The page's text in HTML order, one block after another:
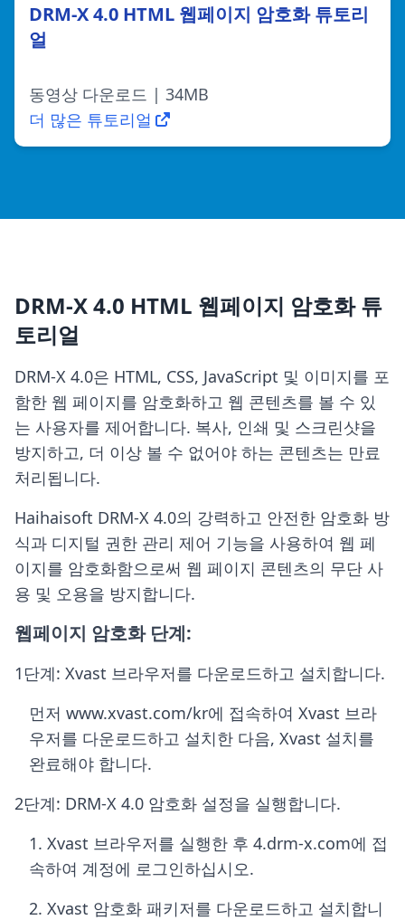
DRM-X 4.0 HTML 웹페이지 암호화 튜토리
얼
동영상 다운로드 | 34MB
더 많은 튜토리얼
DRM-X 4.0 HTML 웹페이지 암호화 튜
토리얼
DRM-X 4.0은 HTML, CSS, JavaScript 및 이미지를 포
함한 웹 페이지를 암호화하고 웹 콘텐츠를 볼 수 있
는 사용자를 제어합니다. 복사, 인쇄 및 스크린샷을
방지하고, 더 이상 볼 수 없어야 하는 콘텐츠는 만료
처리됩니다.
Haihaisoft DRM-X 4.0의 강력하고 안전한 암호화 방
식과 디지털 권한 관리 제어 기능을 사용하여 웹 페
이지를 암호화함으로써 웹 페이지 콘텐츠의 무단 사
용 및 오용을 방지합니다.
웹페이지 암호화 단계:
1단계: Xvast 브라우저를 다운로드하고 설치합니다.
먼저 www.xvast.com/kr에 접속하여 Xvast 브라
우저를 다운로드하고 설치한 다음, Xvast 설치를
완료해야 합니다.
2단계: DRM-X 4.0 암호화 설정을 실행합니다.
1. Xvast 브라우저를 실행한 후 4.drm-x.com에 접
속하여 계정에 로그인하십시오.
2. Xvast 암호화 패키저를 다운로드하고 설치합니